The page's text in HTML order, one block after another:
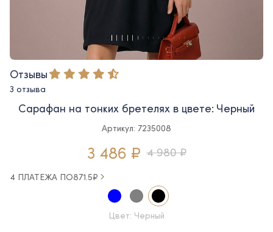
Отзывы
3 отзыва
Сарафан на тонких бретелях в цвете: Черный
Артикул: 7235008
3 486 ₽ 4 980 ₽
4 ПЛАТЕЖА ПО871.5₽
Цвет: Черный